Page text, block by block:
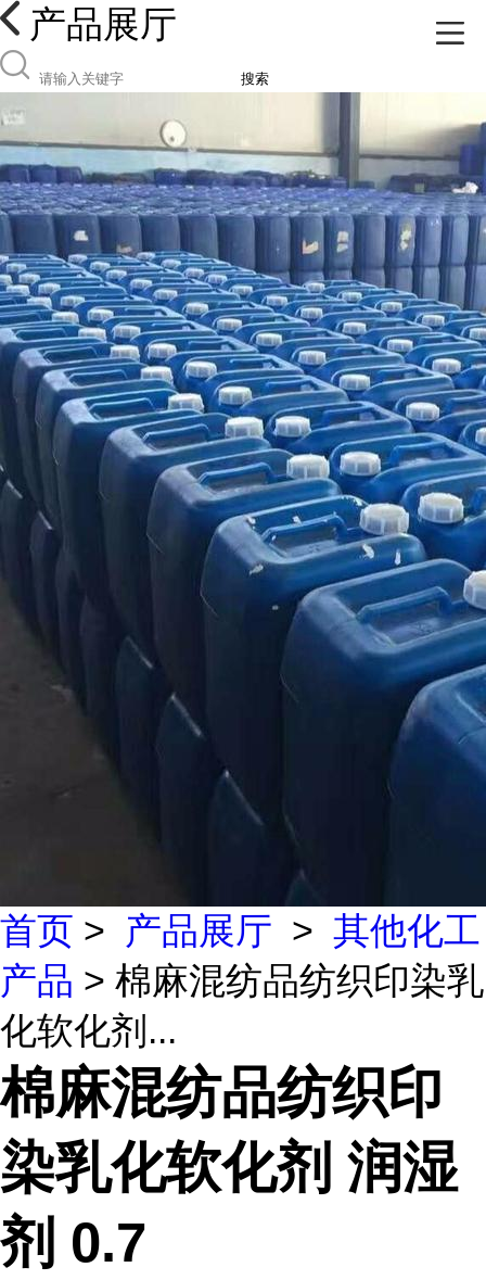
产品展厅
搜索
首页 > 产品展厅 > 其他化工
产品 > 棉麻混纺品纺织印染乳
化软化剂...
棉麻混纺品纺织印
染乳化软化剂 润湿
剂 0.7